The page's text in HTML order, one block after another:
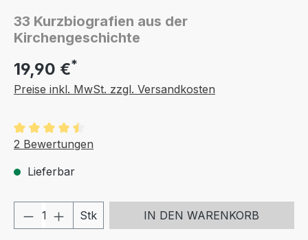
33 Kurzbiografien aus der
Kirchengeschichte
19,90 €*
Preise inkl. MwSt. zzgl. Versandkosten
Durchschnittliche Bewertung von 4.5 von 5 Sternen
2 Bewertungen
Lieferbar
Produkt Anzahl: Gib den
Stk IN DEN WARENKORB